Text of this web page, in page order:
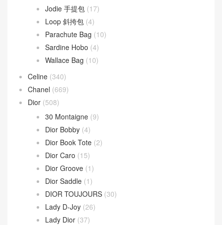
Jodie 手提包 (17)
Loop 斜挎包 (4)
Parachute Bag (10)
Sardine Hobo (4)
Wallace Bag (10)
Celine (340)
Chanel (669)
Dior (508)
30 Montaigne (9)
Dior Bobby (4)
Dior Book Tote (2)
Dior Caro (15)
Dior Groove (1)
Dior Saddle (1)
DIOR TOUJOURS (30)
Lady D-Joy (26)
Lady Dior (37)